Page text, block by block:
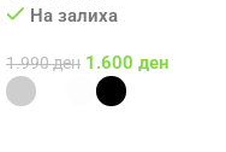
На залиха
1.990ден 1.600 ден